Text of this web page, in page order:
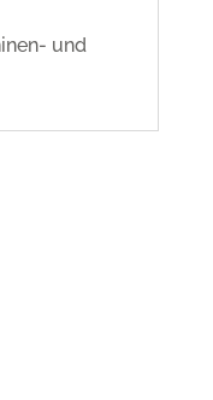
und